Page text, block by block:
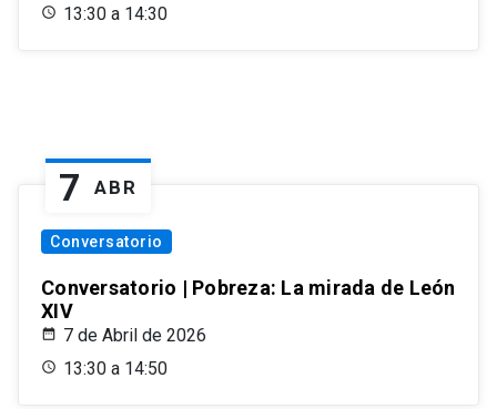
13:30 a 14:30
7 ABR
Conversatorio
Conversatorio | Pobreza: La mirada de León
XIV
7 de Abril de 2026
13:30 a 14:50